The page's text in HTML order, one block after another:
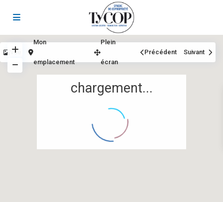
chargement...
Vue
Mon
emplacement
Plein
écran
Précédent Suivant